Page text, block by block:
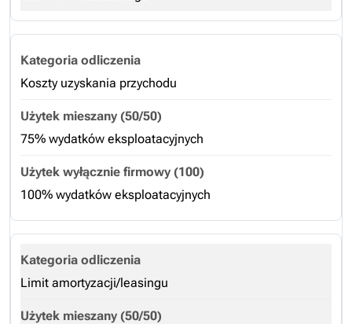
Koszty uzyskania przychodu
75% wydatków eksploatacyjnych
100% wydatków eksploatacyjnych
Limit amortyzacji/leasingu